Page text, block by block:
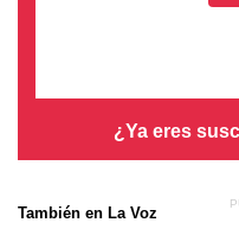
¿Ya eres
También en La Voz